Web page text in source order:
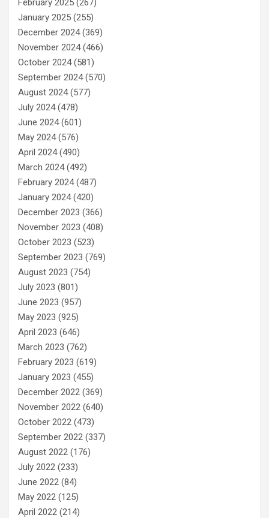
February 2025 (267)
January 2025 (255)
December 2024(369)
November 2024(466)
October 2024(581)
September 2024(570)
August 2024(577)
July 2024(478)
June 2024(601)
May 2024(576)
April 2024(490)
March 2024(492)
February 2024(487)
January 2024(420)
December 2023 (366)
November 2023 (408)
October 2023 (523)
September 2023 (769)
August 2023 (754)
July 2023 (801)
June 2023 (957)
May 2023 (925)
April 2023 (646)
March 2023 (762)
February 2023 (619)
January 2023 (455)
December 2022 (369)
November 2022 (640)
October 2022 (473)
September 2022 (337)
August 2022 (176)
July 2022 (233)
June 2022 (84)
May 2022 (125)
April 2022 (214)